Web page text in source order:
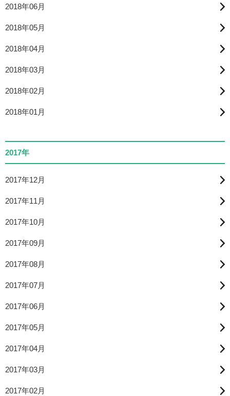
2018年06月
2018年05月
2018年04月
2018年03月
2018年02月
2018年01月
2017年
2017年12月
2017年11月
2017年10月
2017年09月
2017年08月
2017年07月
2017年06月
2017年05月
2017年04月
2017年03月
2017年02月